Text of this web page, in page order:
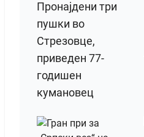
Пронајдени три
пушки во
Стрезовце,
приведен 77-
годишен
кумановец